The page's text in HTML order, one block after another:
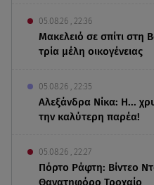
05.08.26 , 22:36
Μακελειό σε σπίτι στη
τρία μέλη οικογένειας
05.08.26 , 22:35
Αλεξάνδρα Νίκα: Η...
την καλύτερη παρέα!
05.08.26 , 22:27
Πόρτο Ράφτη: Bίντεο
Θανατηφόρο Τροχαίο